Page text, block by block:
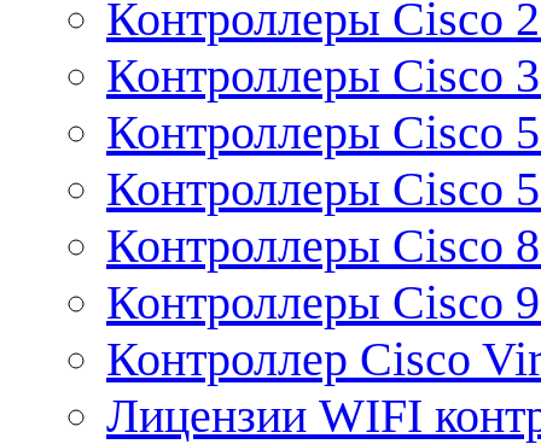
Контроллеры Cisco
Контроллеры Cisco
Контроллеры Cisco
Контроллеры Cisco
Контроллеры Cisco
Контроллеры Cisco
Контроллер Cisco
Лицензии WIFI